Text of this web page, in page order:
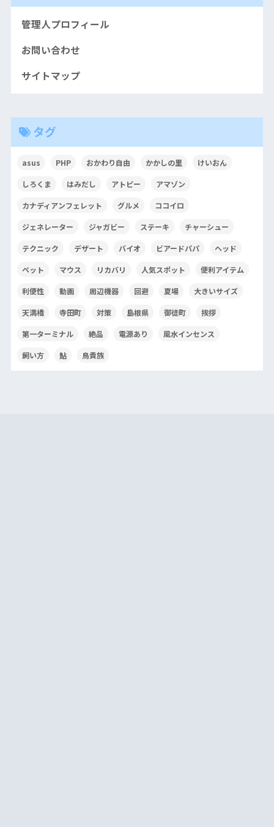
管理人プロフィール
お問い合わせ
サイトマップ
タグ
asus PHP おかわり自由 かかしの里 けいおん
しろくま はみだし アトピー アマゾン
カナディアンフェレット グルメ ココイロ
ジェネレーター ジャガビー ステーキ チャーシュー
テクニック デザート バイオ ビアードパパ ヘッド
ペット マウス リカバリ 人気スポット 便利アイテム
利便性 動画 周辺機器 回避 夏場 大きいサイズ
天満橋 寺田町 対策 島根県 御徒町 挨拶
第一ターミナル 絶品 電源あり 風水インセンス
飼い方 鮎 鳥貴族